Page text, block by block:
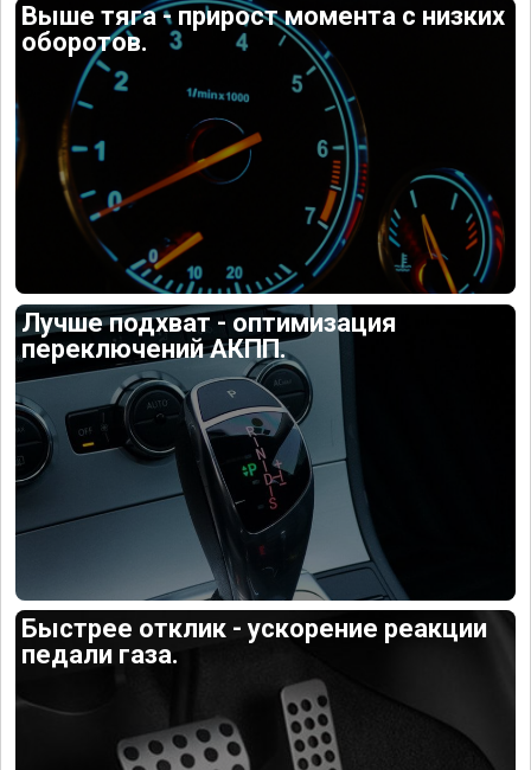
Выше тяга - прирост момента с низких
оборотов.
Лучше подхват - оптимизация
переключений АКПП.
Быстрее отклик - ускорение реакции
педали газа.